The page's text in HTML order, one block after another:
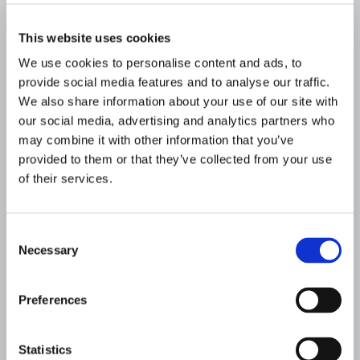
This website uses cookies
We use cookies to personalise content and ads, to
provide social media features and to analyse our traffic.
We also share information about your use of our site with
our social media, advertising and analytics partners who
may combine it with other information that you’ve
provided to them or that they’ve collected from your use
of their services.
Selection
Necessary
Preferences
Statistics
Pour révéler tout son potentiel, nous avons
présenté Amivera aumusée Carmen Thyssende
Malaga, entouré d’œuvres d’artistes tels que Sorolla
et Zurbarán. Cet espace emblématique reflète
parfaitement l’inspiration culturelle et artistique qui
définit à la fois le musée et le canapé.
Cette présentation symbolise la façon dont Amivera
dans les moindres détails.
PERSONNALISEZ AMIVERA
SELON VOS ENVIES : COULEURS,